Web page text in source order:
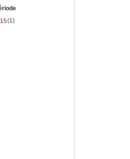
(1)